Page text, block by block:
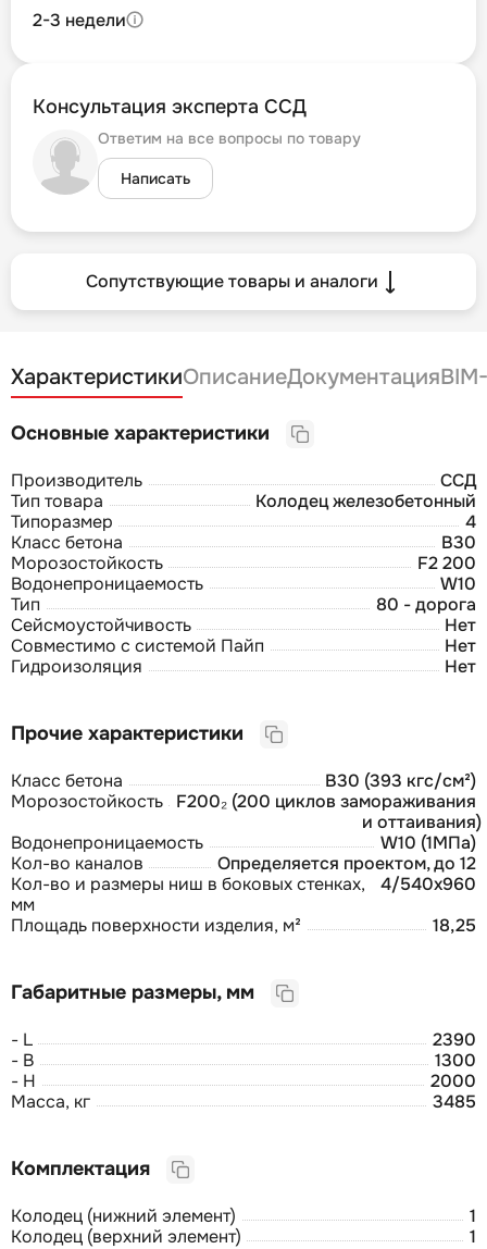
2-3 недели
Консультация эксперта ССД
Ответим на все вопросы по товару
Написать
Сопутствующие товары и аналоги
ХарактеристикиОписаниеДокументация
Основные характеристики
Производитель
ССД
Тип товара
Колодец железобетонный
Типоразмер
4
Класс бетона
В30
Морозостойкость
F2 200
Водонепроницаемость
W10
Тип
80 - дорога
Сейсмоустойчивость
Нет
Совместимо с системой Пайп
Нет
Гидроизоляция
Нет
Прочие характеристики
Класс бетона
В30 (393 кгс/см²)
Морозостойкость
F200₂ (200 циклов замораживания
и оттаивания)
Водонепроницаемость
W10 (1МПа)
Кол-во каналов
Определяется проектом, до 12
Кол-во и размеры ниш в боковых стенках,
мм
4/540х960
Площадь поверхности изделия, м²
18,25
Габаритные размеры, мм
- L
2390
- B
1300
- H
2000
Масса, кг
3485
Комплектация
Колодец (нижний элемент)
1
Колодец (верхний элемент)
1